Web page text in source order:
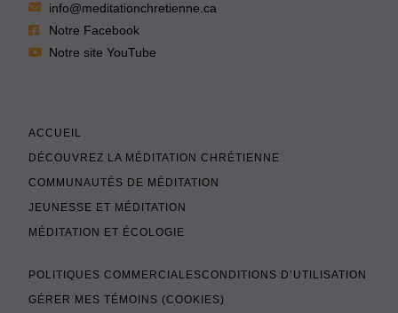
info@meditationchretienne.ca
Notre Facebook
Notre site YouTube
ACCUEIL
DÉCOUVREZ LA MÉDITATION CHRÉTIENNE
COMMUNAUTÉS DE MÉDITATION
JEUNESSE ET MÉDITATION
MÉDITATION ET ÉCOLOGIE
POLITIQUES COMMERCIALESCONDITIONS D’UTILISATION
GÉRER MES TÉMOINS (COOKIES)